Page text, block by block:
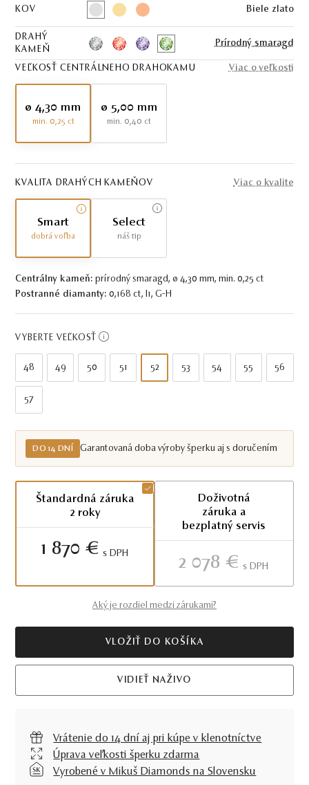
KOV Biele zlato
DRAHÝ
KAMEŇ
Prírodný smaragd
VEĽKOSŤ CENTRÁLNEHO DRAHOKAMU Viac o veľkosti
ø 4,30 mm
min. 0,25 ct
ø 5,00 mm
min. 0,40 ct
KVALITA DRAHÝCH KAMEŇOV Viac o kvalite
Smart
dobrá voľba
Select
náš tip
Centrálny kameň: prírodný smaragd, ø 4,30 mm, min. 0,25 ct
Postranné diamanty: 0,168 ct, I1, G-H
VYBERTE VEĽKOSŤ
48 49 50 51 52 53 54 55 56
57
DO 14 DNÍ Garantovaná doba výroby šperku aj s doručením
Štandardná záruka
2 roky
1 870 € S DPH
Doživotná
záruka a
bezplatný servis
2 078 € S DPH
Aký je rozdiel medzi zárukami?
VLOŽIŤ DO KOŠÍKA
VIDIEŤ NAŽIVO
Vrátenie do 14 dní aj pri kúpe v klenotníctve
Úprava veľkosti šperku zdarma
Vyrobené v Mikuš Diamonds na Slovensku